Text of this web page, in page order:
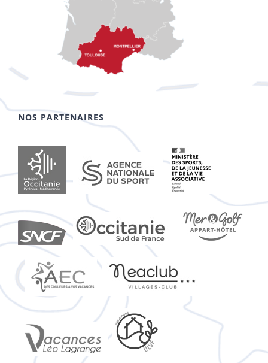
NOS PARTENAIRES